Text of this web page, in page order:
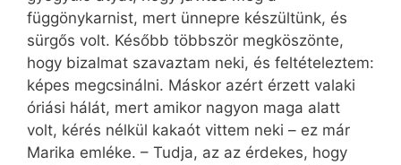
függönykarnist, mert ünnepre készültünk, és
sürgős volt. Később többször megköszönte,
hogy bizalmat szavaztam neki, és feltételeztem:
képes megcsinálni. Máskor azért érzett valaki
óriási hálát, mert amikor nagyon maga alatt
volt, kérés nélkül kakaót vittem neki – ez már
Marika emléke. – Tudja, az az érdekes, hogy